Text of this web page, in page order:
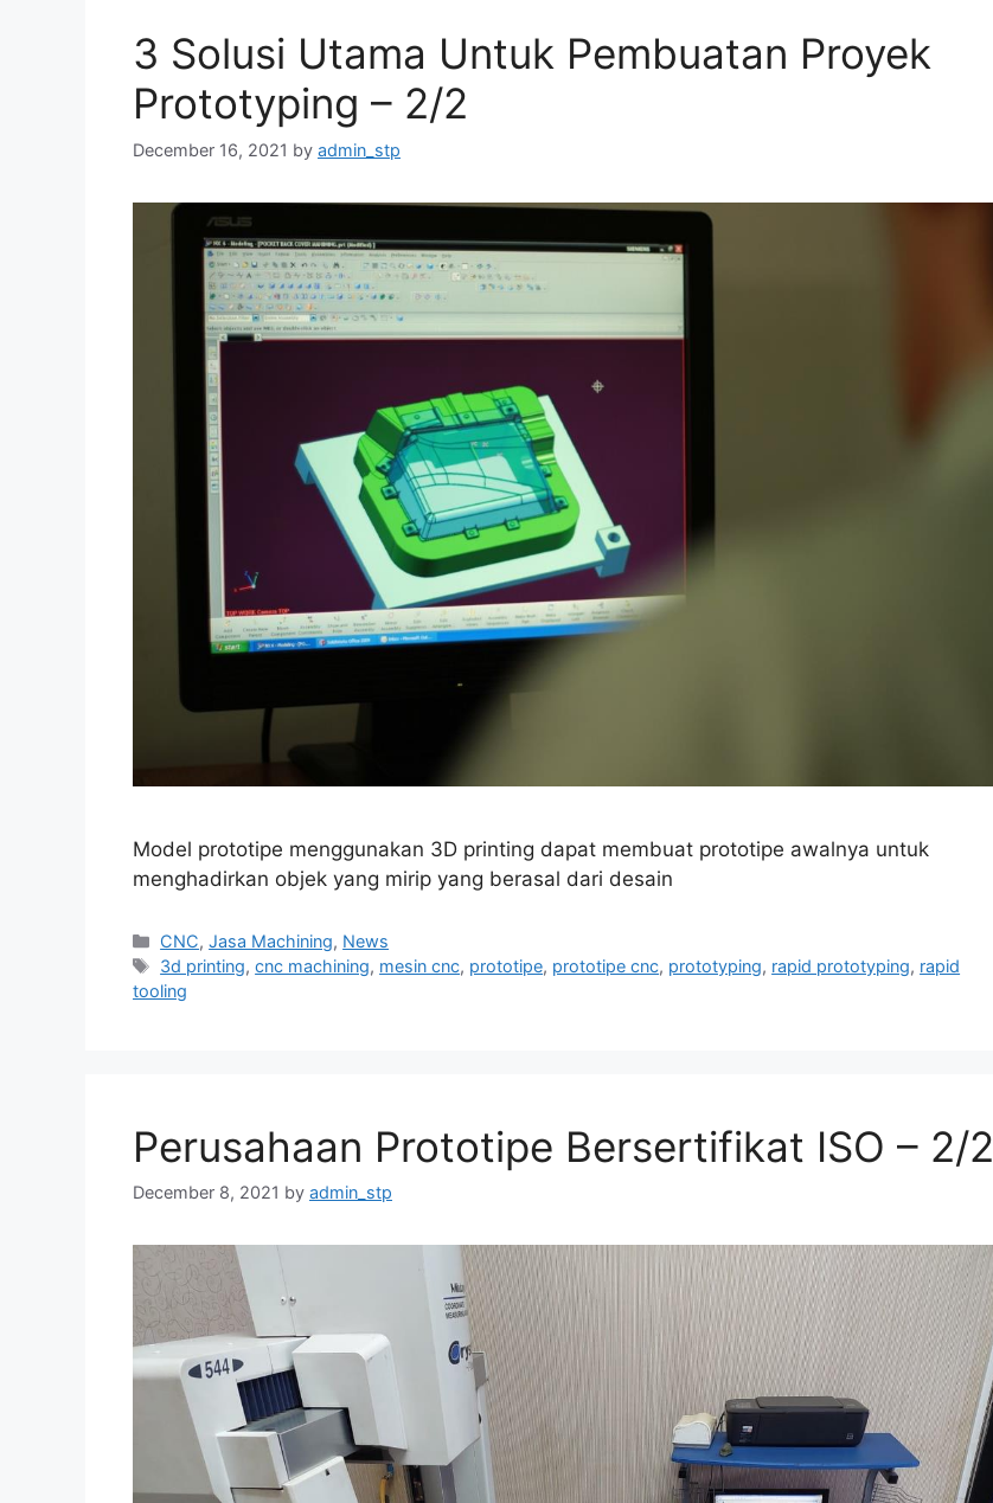
3 Solusi Utama Untuk Pembuatan Proyek
Prototyping – 2/2
December 16, 2021 by admin_stp
Model prototipe menggunakan 3D printing dapat membuat prototipe awalnya untuk
menghadirkan objek yang mirip yang berasal dari desain
Categories
CNC,Jasa Machining, News
Tags
3d printing,cnc machining, mesin cnc, prototipe, prototipe cnc, prototyping, rapid prototyping, rapid
tooling
Perusahaan Prototipe Bersertifikat ISO – 2/2
December 8, 2021 by admin_stp